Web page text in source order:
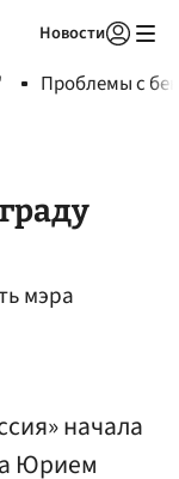
Новости
Проблемы с
мэра
начала
Юрием